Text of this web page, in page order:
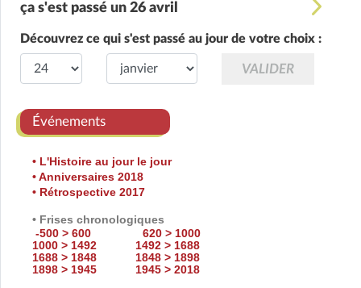
ça s'est passé un 26 avril
Découvrez ce qui s'est passé au jour de votre choix :
Événements
• L'Histoire au jour le jour
• Anniversaires 2018
• Rétrospective 2017
• Frises chronologiques
-500 > 600
620 > 1000
1000 > 1492
1492 > 1688
1688 > 1848
1848 > 1898
1898 > 1945
1945 > 2018